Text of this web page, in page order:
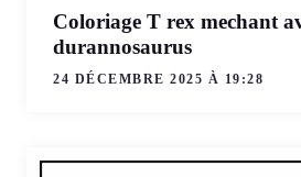
Coloriage T rex mechant
durannosaurus
24 DÉCEMBRE 2025 À 19:28